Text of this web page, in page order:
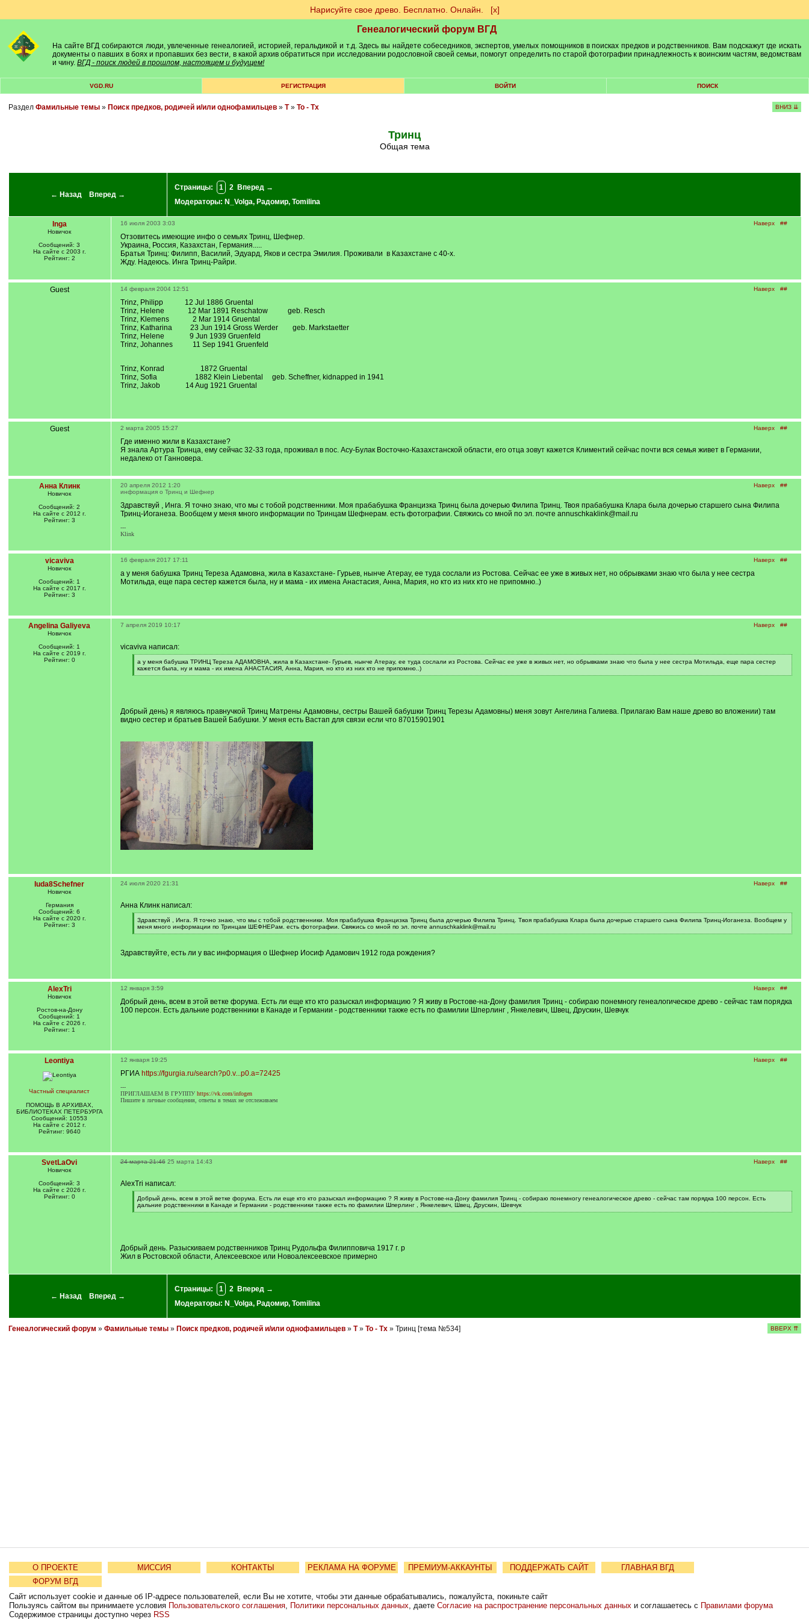
Нарисуйте свое древо. Бесплатно. Онлайн. [х]
Генеалогический форум ВГД
На сайте ВГД собираются люди, увлеченные генеалогией, историей, геральдикой и т.д. Здесь вы найдете собеседников, экспертов, умелых помощников в поисках предков и родственников. Вам подскажут где искать
документы о павших в боях и пропавших без вести, в какой архив обратиться при исследовании родословной своей семьи, помогут определить по старой фотографии принадлежность к воинским частям, ведомствам
и чину. ВГД - поиск людей в прошлом, настоящем и будущем!
VGD.RU РЕГИСТРАЦИЯ ВОЙТИ ПОИСК
Раздел Фамильные темы» Поиск предков, родичей и/или однофамильцев» Т» То - Тх ВНИЗ ⇊
Тринц
Общая тема
← Назад Вперед →
Страницы: 1 2
Вперед →
Модераторы: N_Volga, Радомир, Tomilina
Inga
Новичок
Сообщений: 3
На сайте с 2003 г.
Рейтинг: 2
Наверх ##
16 июля 2003 3:03
Отзовитесь имеющие инфо о семьях Тринц, Шефнер.
Украина, Россия, Казахстан, Германия.....
Братья Тринц: Филипп, Василий, Эдуард, Яков и сестра Эмилия. Проживали в Казахстане с 40-х.
Жду. Надеюсь. Инга Тринц-Райри.
Guest Наверх ##
14 февраля 2004 12:51
Trinz, Philipp 12 Jul 1886 Gruental
Trinz, Helene 12 Mar 1891 Reschatow geb. Resch
Trinz, Klemens 2 Mar 1914 Gruental
Trinz, Katharina 23 Jun 1914 Gross Werder geb. Markstaetter
Trinz, Helene 9 Jun 1939 Gruenfeld
Trinz, Johannes 11 Sep 1941 Gruenfeld
Trinz, Konrad 1872 Gruental
Trinz, Sofia 1882 Klein Liebental geb. Scheffner, kidnapped in 1941
Trinz, Jakob 14 Aug 1921 Gruental
Guest Наверх ##
2 марта 2005 15:27
Где именно жили в Казахстане?
Я знала Артура Тринца, ему сейчас 32-33 года, проживал в пос. Асу-Булак Восточно-Казахстанской области, его отца зовут кажется Климентий сейчас почти вся семья живет в Германии,
недалеко от Ганновера.
Анна Клинк
Новичок
Сообщений: 2
На сайте с 2012 г.
Рейтинг: 3
Наверх ##
20 апреля 2012 1:20
информация о Тринц и Шефнер
Здравствуй , Инга. Я точно знаю, что мы с тобой родственники. Моя прабабушка Францизка Тринц была дочерью Филипа Тринц. Твоя прабабушка Клара была дочерью старшего сына Филипа
Тринц-Иоганеза. Вообщем у меня много информации по Тринцам Шефнерам. есть фотографии. Свяжись со мной по эл. почте annuschkaklink@mail.ru
---
Klink
vicaviva
Новичок
Сообщений: 1
На сайте с 2017 г.
Рейтинг: 3
Наверх ##
16 февраля 2017 17:11
а у меня бабушка Тринц Тереза Адамовна, жила в Казахстане- Гурьев, нынче Атерау, ее туда сослали из Ростова. Сейчас ее уже в живых нет, но обрывками знаю что была у нее сестра
Мотильда, еще пара сестер кажется была, ну и мама - их имена Анастасия, Анна, Мария, но кто из них кто не припомню..)
Angelina Galiyeva
Новичок
Сообщений: 1
На сайте с 2019 г.
Рейтинг: 0
Наверх ##
7 апреля 2019 10:17
vicaviva написал:
[
q
]
а у меня бабушка ТРИНЦ Тереза АДАМОВНА, жила в Казахстане- Гурьев, нынче Атерау, ее туда сослали из Ростова. Сейчас ее уже в живых нет, но обрывками знаю что была у нее сестра Мотильда, еще пара сестер
кажется была, ну и мама - их имена АНАСТАСИЯ, Анна, Мария, но кто из них кто не припомню..)
[
Добрый день) я являюсь правнучкой Тринц Матрены Адамовны, сестры Вашей бабушки Тринц Терезы Адамовны) меня зовут Ангелина Галиева. Прилагаю Вам наше древо во вложении) там
видно сестер и братьев Вашей Бабушки. У меня есть Вастап для связи если что 87015901901
Iuda8Schefner
Новичок
Германия
Сообщений: 6
На сайте с 2020 г.
Рейтинг: 3
Наверх ##
24 июля 2020 21:31
Анна Клинк написал:
[
q
]
Здравствуй , Инга. Я точно знаю, что мы с тобой родственники. Моя прабабушка Францизка Тринц была дочерью Филипа Тринц. Твоя прабабушка Клара была дочерью старшего сына Филипа Тринц-Иоганеза. Вообщем у
меня много информации по Тринцам ШЕФНЕРам. есть фотографии. Свяжись со мной по эл. почте annuschkaklink@mail.ru
[
]
Здравствуйте, есть ли у вас информация о Шефнер Иосиф Адамович 1912 года рождения?
AlexTri
Новичок
Ростов-на-Дону
Сообщений: 1
На сайте с 2026 г.
Рейтинг: 1
Наверх ##
12 января 3:59
Добрый день, всем в этой ветке форума. Есть ли еще кто кто разыскал информацию ? Я живу в Ростове-на-Дону фамилия Тринц - собираю понемногу генеалогическое древо - сейчас там порядка
100 персон. Есть дальние родственники в Канаде и Германии - родственники также есть по фамилии Шперлинг , Янкелевич, Швец, Друскин, Шевчук
Leontiya
Частный специалист
ПОМОЩЬ В АРХИВАХ,
БИБЛИОТЕКАХ ПЕТЕРБУРГА
Сообщений: 10553
На сайте с 2012 г.
Рейтинг: 9640
Наверх ##
12 января 19:25
РГИА https://fgurgia.ru/search?p0.v...p0.a=72425
---
ПРИГЛАШАЕМ В ГРУППУ https://vk.com/infogen
Пишите в личные сообщения, ответы в темах не отслеживаем
SvetLaOvi
Новичок
Сообщений: 3
На сайте с 2026 г.
Рейтинг: 0
Наверх ##
24 марта 21:46 25 марта 14:43
AlexTri написал:
[
q
]
Добрый день, всем в этой ветке форума. Есть ли еще кто кто разыскал информацию ? Я живу в Ростове-на-Дону фамилия Тринц - собираю понемногу генеалогическое древо - сейчас там порядка 100 персон. Есть
дальние родственники в Канаде и Германии - родственники также есть по фамилии Шперлинг , Янкелевич, Швец, Друскин, Шевчук
[
Добрый день. Разыскиваем родственников Тринц Рудольфа Филипповича 1917 г. р
Жил в Ростовской области, Алексеевское или Новоалексеевское примерно
← Назад Вперед →
Страницы: 1 2
Вперед →
Модераторы: N_Volga, Радомир, Tomilina
Генеалогический форум » Фамильные темы» Поиск предков, родичей и/или однофамильцев» Т» То - Тх» Тринц [тема №534] ВВЕРХ ⇈
О ПРОЕКТЕ МИССИЯ КОНТАКТЫ РЕКЛАМА НА ФОРУМЕ ПРЕМИУМ-АККАУНТЫ ПОДДЕРЖАТЬ САЙТ
ГЛАВНАЯ ВГД
ФОРУМ ВГД
Сайт использует cookie и данные об IP-адресе пользователей, если Вы не хотите, чтобы эти данные обрабатывались, пожалуйста, покиньте сайт
Пользуясь сайтом вы принимаете условия Пользовательского соглашения, Политики персональных данных, даете Согласие на распространение персональных данных и соглашаетесь с Правилами форума
Содержимое страницы доступно через RSS